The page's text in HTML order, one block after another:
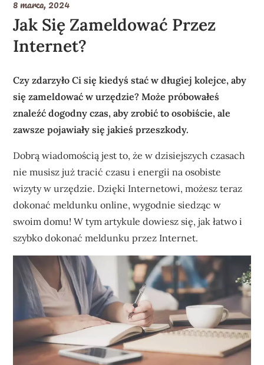
8 marca, 2024
Jak Się Zameldować Przez
Internet?
Czy zdarzyło Ci się kiedyś stać w długiej kolejce, aby
się zameldować w urzędzie? Może próbowałeś
znaleźć dogodny czas, aby zrobić to osobiście, ale
zawsze pojawiały się jakieś przeszkody.
Dobrą wiadomością jest to, że w dzisiejszych czasach
nie musisz już tracić czasu i energii na osobiste
wizyty w urzędzie. Dzięki Internetowi, możesz teraz
dokonać meldunku online, wygodnie siedząc w
swoim domu! W tym artykule dowiesz się, jak łatwo i
szybko dokonać meldunku przez Internet.